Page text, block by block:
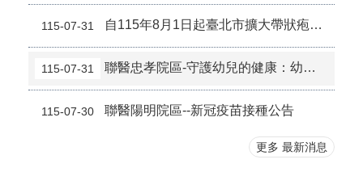
115-07-31 自115年8月1日起臺北市擴大帶狀疱疹疫苗補助，檢送本院附設12區院外門診部接種資訊。
115-07-31 聯醫忠孝院區-守護幼兒的健康：幼兒專責醫師
115-07-30 聯醫陽明院區--新冠疫苗接種公告
更多 最新消息